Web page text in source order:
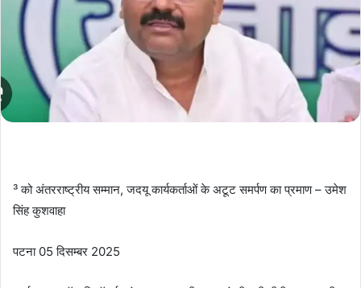
³ को अंतरराष्ट्रीय सम्मान, जदयू कार्यकर्ताओं के अटूट समर्पण का प्रमाण – उमेश
सिंह कुशवाहा
पटना 05 दिसम्बर 2025